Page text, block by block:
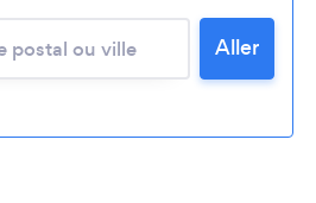
patienter...
Aller